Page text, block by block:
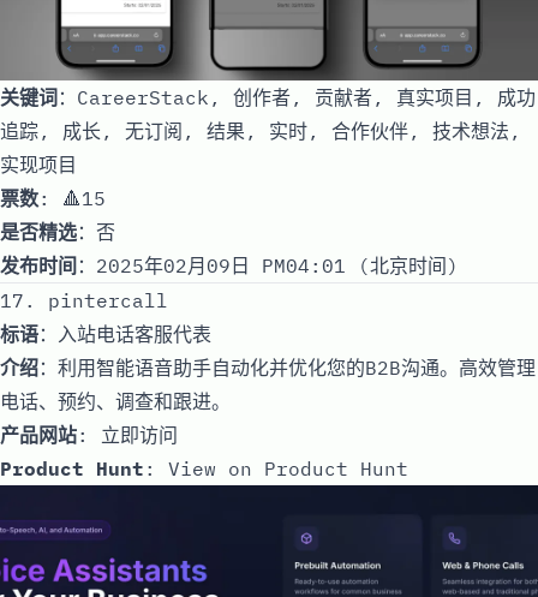
关键词：CareerStack, 创作者, 贡献者, 真实项目, 成功
追踪, 成长, 无订阅, 结果, 实时, 合作伙伴, 技术想法,
实现项目
票数: 🔺15
是否精选：否
发布时间 ：2025年02月09日 PM04:01 (北京时间)
17. pintercall
标语：入站电话客服代表
介绍：利用智能语音助手自动化并优化您的B2B沟通。高效管理
电话、预约、调查和跟进。
产品网站: 立即访问
Product Hunt : View on Product Hunt